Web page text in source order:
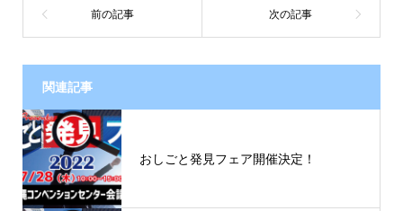
関連記事
おしごと発見フェア開催決定！